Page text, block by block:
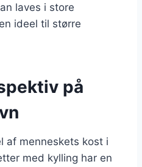
laves i store
ideel til større
på
af menneskets kost i
med kylling har en